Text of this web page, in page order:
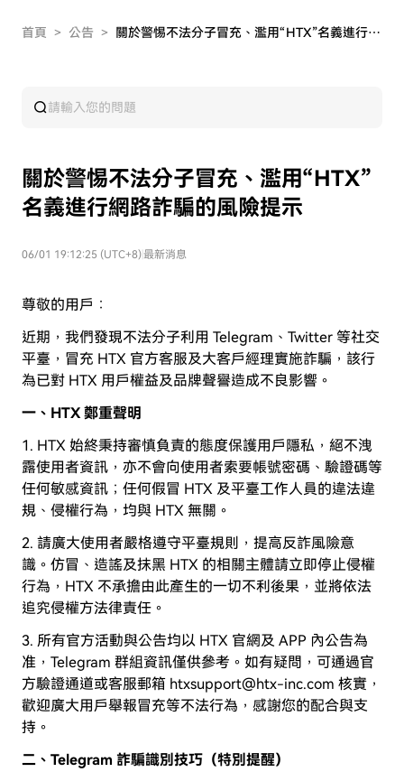
首頁 > 公告 > 關於警惕不法分子冒充、濫用“HTX”名義進行網路詐騙的風險提示
關於警惕不法分子冒充、濫用“HTX”
名義進行網路詐騙的風險提示
06/01 19:12:25 (UTC+8)最新消息
尊敬的用戶：
近期，我們發現不法分子利用 Telegram、Twitter 等社交
平臺，冒充 HTX 官方客服及大客戶經理實施詐騙，該行
為已對 HTX 用戶權益及品牌聲譽造成不良影響。
一、HTX 鄭重聲明
1. HTX 始終秉持審慎負責的態度保護用戶隱私，絕不洩
露使用者資訊，亦不會向使用者索要帳號密碼、驗證碼等
任何敏感資訊；任何假冒 HTX 及平臺工作人員的違法違
規、侵權行為，均與 HTX 無關。
2. 請廣大使用者嚴格遵守平臺規則，提高反詐風險意
識。仿冒、造謠及抹黑 HTX 的相關主體請立即停止侵權
行為，HTX 不承擔由此產生的一切不利後果，並將依法
追究侵權方法律責任。
3. 所有官方活動與公告均以 HTX 官網及 APP 內公告為
准，Telegram 群組資訊僅供參考。如有疑問，可通過官
方驗證通道或客服郵箱 htxsupport@htx-inc.com 核實，
歡迎廣大用戶舉報冒充等不法行為，感謝您的配合與支
持。
二、Telegram 詐騙識別技巧（特別提醒）